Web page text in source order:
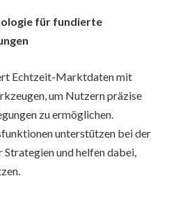
für fundierte
Echtzeit-Marktdaten mit
um Nutzern präzise
zu ermöglichen.
unterstützen bei der
und helfen dabei,